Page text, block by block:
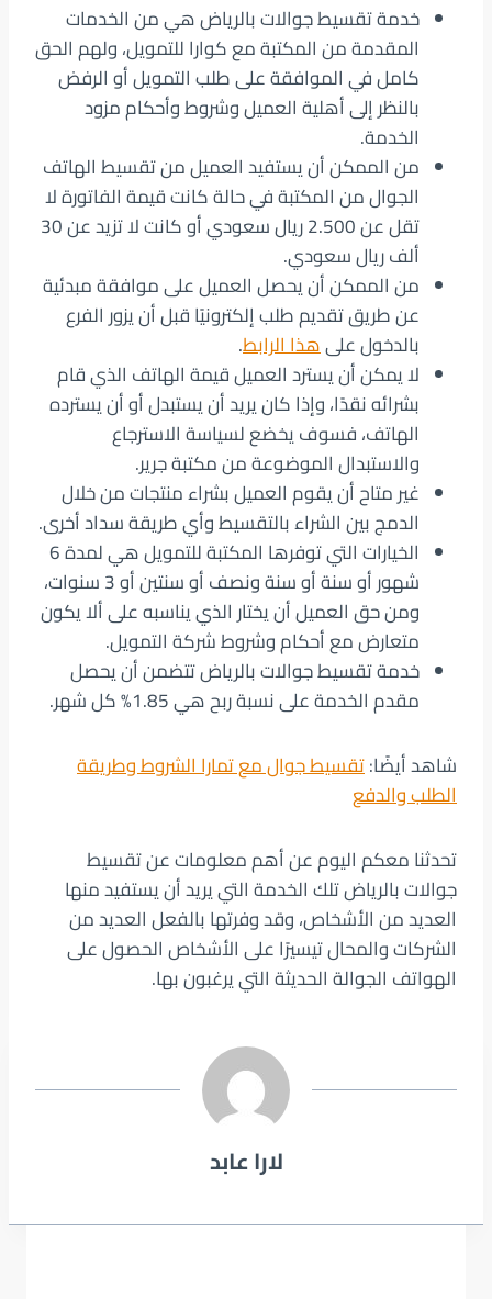
خدمة تقسيط جوالات بالرياض هي من الخدمات
المقدمة من المكتبة مع كوارا للتمويل، ولهم الحق
كامل في الموافقة على طلب التمويل أو الرفض
بالنظر إلى أهلية العميل وشروط وأحكام مزود
الخدمة.
من الممكن أن يستفيد العميل من تقسيط الهاتف
الجوال من المكتبة في حالة كانت قيمة الفاتورة لا
تقل عن 2.500 ريال سعودي أو كانت لا تزيد عن 30
ألف ريال سعودي.
من الممكن أن يحصل العميل على موافقة مبدئية
عن طريق تقديم طلب إلكترونيًا قبل أن يزور الفرع
بالدخول علىهذا الرابط.
لا يمكن أن يسترد العميل قيمة الهاتف الذي قام
بشرائه نقدًا، وإذا كان يريد أن يستبدل أو أن يسترده
الهاتف، فسوف يخضع لسياسة الاسترجاع
والاستبدال الموضوعة من مكتبة جرير.
غير متاح أن يقوم العميل بشراء منتجات من خلال
الدمج بين الشراء بالتقسيط وأي طريقة سداد أخرى.
الخيارات التي توفرها المكتبة للتمويل هي لمدة 6
شهور أو سنة أو سنة ونصف أو سنتين أو 3 سنوات،
ومن حق العميل أن يختار الذي يناسبه على ألا يكون
متعارض مع أحكام وشروط شركة التمويل.
خدمة تقسيط جوالات بالرياض تتضمن أن يحصل
مقدم الخدمة على نسبة ربح هي 1.85% كل شهر.
شاهد أيضًا:تقسيط جوال مع تمارا الشروط وطريقة
الطلب والدفع
تحدثنا معكم اليوم عن أهم معلومات عن تقسيط
جوالات بالرياض تلك الخدمة التي يريد أن يستفيد منها
العديد من الأشخاص، وقد وفرتها بالفعل العديد من
الشركات والمحال تيسيرًا على الأشخاص الحصول على
الهواتف الجوالة الحديثة التي يرغبون بها.
لارا عابد